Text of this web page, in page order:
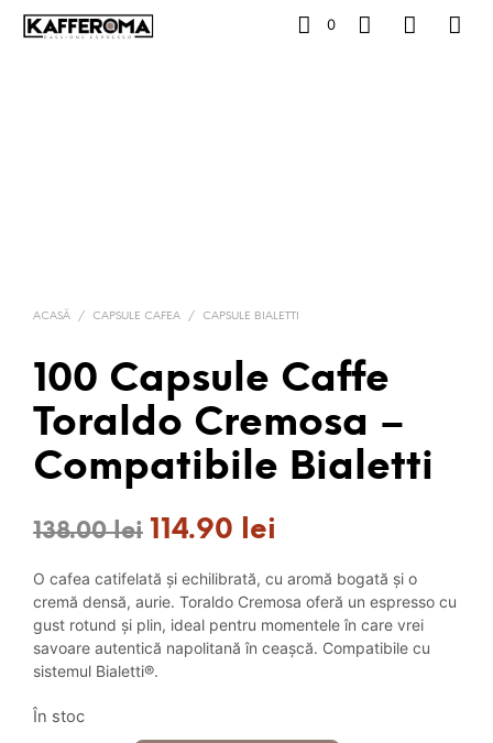
0
ACASĂ / CAPSULE CAFEA / CAPSULE BIALETTI
100 Capsule Caffe
Toraldo Cremosa –
Compatibile Bialetti
138.00lei Prețul
inițial
a
fost:
138.00 lei.
114.90 lei
curent
este:
114.90 lei.
O cafea catifelată și echilibrată, cu aromă bogată și o
cremă densă, aurie. Toraldo Cremosa oferă un espresso cu
gust rotund și plin, ideal pentru momentele în care vrei
savoare autentică napolitană în ceașcă. Compatibile cu
sistemul Bialetti®.
În stoc